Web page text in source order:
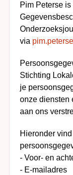
Pim Peterse
via
Stichting
je
onze diensten
aan ons
Hieronder
- Voor- en
- E-mailadres